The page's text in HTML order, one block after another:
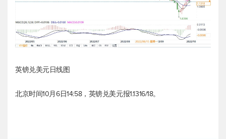
英镑兑美元日线图
北京时间10月6日14:58， 英镑兑美元报1.1316/18。